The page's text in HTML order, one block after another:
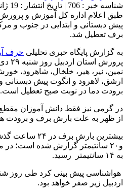
شناسه خبر : 706 | تاریخ انتشار : 19 ژانویه 2019 - 1:22 |
طبق اعلام اداره کل آموزش و
پیش دبستانی و ابتدایی در جنوب و
برف تعطیل شد.
به گزارش پایگاه خبری تحلیلی حرف
نمین، نیر، هیر، خلخال، شاهرود،
ارشق، لاهرود و انگوت پیش
برودت دما در نوبت صبح تعطیل است.
در گرمی نیز فقط دانش آموزان
از ظهر به علت بارش برف و برودت
بیشترین بارش
و۲۰ سانتیمتر گزارش شده است؛
به ۱۴ سانتیمتر رسید.
هواشناسی پیش بینی کرد طی روز
اردبیل زیر صفر خواهد بود.